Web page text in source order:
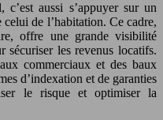
aussi s’appuyer sur un
de l’habitation. Ce cadre,
offre une grande visibilité
sécuriser les revenus locatifs.
commerciaux et des baux
d’indexation et de garanties
le risque et optimiser la